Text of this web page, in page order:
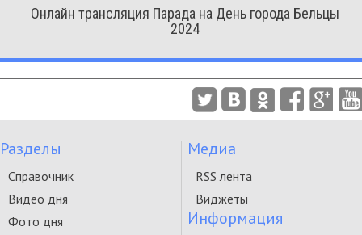
Онлайн трансляция Парада на День города Бельцы
2024
Разделы
Справочник
Видео дня
Фото дня
Медиа
RSS лента
Виджеты
Информация